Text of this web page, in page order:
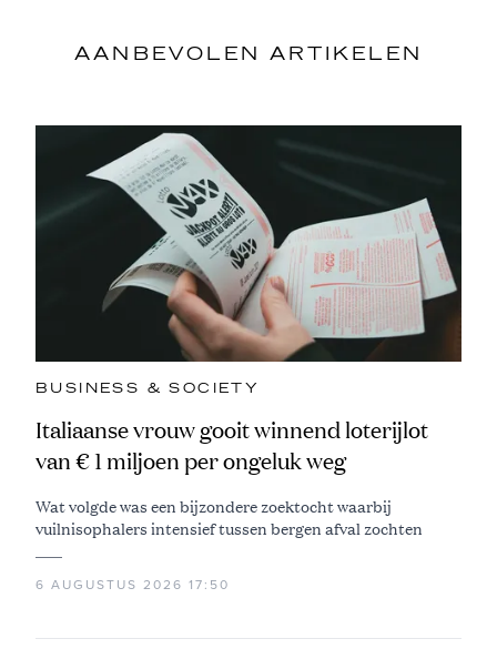
AANBEVOLEN ARTIKELEN
BUSINESS & SOCIETY
Italiaanse vrouw gooit winnend loterijlot
van € 1 miljoen per ongeluk weg
Wat volgde was een bijzondere zoektocht waarbij
vuilnisophalers intensief tussen bergen afval zochten
6 AUGUSTUS 2026 17:50